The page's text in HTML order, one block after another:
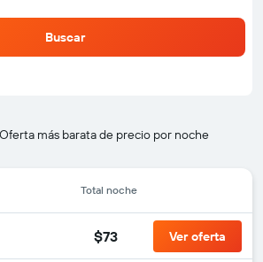
Buscar
Oferta más barata de precio por noche
Total noche
$73 Ver oferta